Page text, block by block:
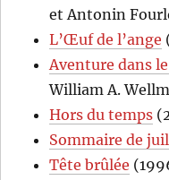
et Antonin
L’Œuf de l’ange
Aventure dans
William A.
Hors du temps
Sommaire de
Tête brûlée